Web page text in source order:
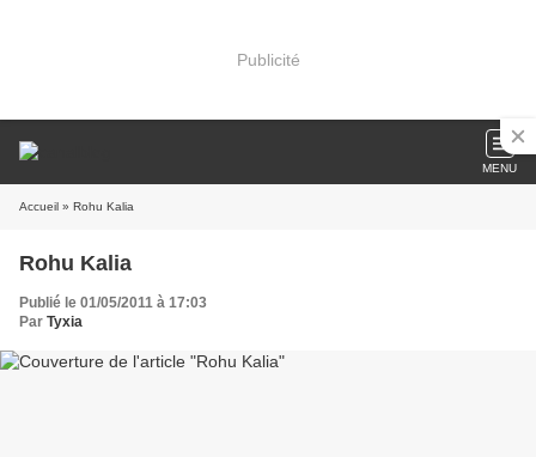
Publicité
MENU
Accueil » Rohu Kalia
Rohu Kalia
Publié le 01/05/2011 à 17:03
Par Tyxia